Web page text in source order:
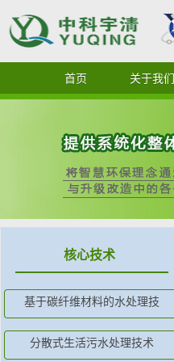
首页 关于我们
核心技术
基于碳纤维材料的水处理技
分散式生活污水处理技术